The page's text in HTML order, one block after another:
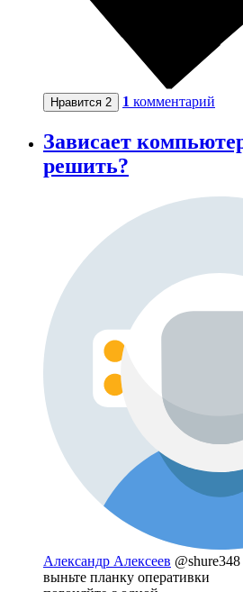
Нравится 2 1 комментарий
Зависает
решить?
Александр Алексеев @shure348
выньте планку оперативки